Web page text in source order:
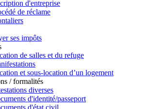
d'entreprise
de réclame
ses impôts
de salles et du refuge
et sous-location d’un logement
/ formalités
diverses
d'identité/passeport
d'état civil